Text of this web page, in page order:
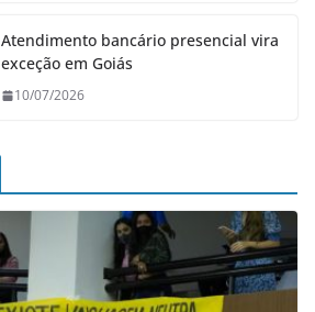
Atendimento bancário presencial vira
exceção em Goiás
10/07/2026